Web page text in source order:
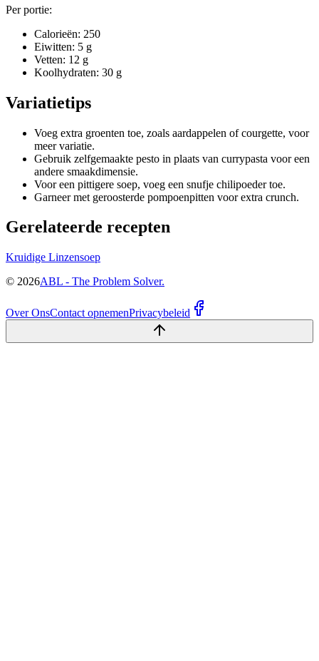
Per portie:
Calorieën: 250
Eiwitten: 5 g
Vetten: 12 g
Koolhydraten: 30 g
Variatietips
Voeg extra groenten toe, zoals aardappelen of courgette, voor
meer variatie.
Gebruik zelfgemaakte pesto in plaats van currypasta voor een
andere smaakdimensie.
Voor een pittigere soep, voeg een snufje chilipoeder toe.
Garneer met geroosterde pompoenpitten voor extra crunch.
Gerelateerde recepten
Kruidige Linzensoep
© 2026ABL - The Problem Solver.
Over OnsContact opnemenPrivacybeleid